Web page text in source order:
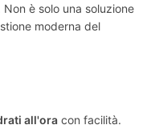
è solo una soluzione
moderna del
all'ora con facilità.